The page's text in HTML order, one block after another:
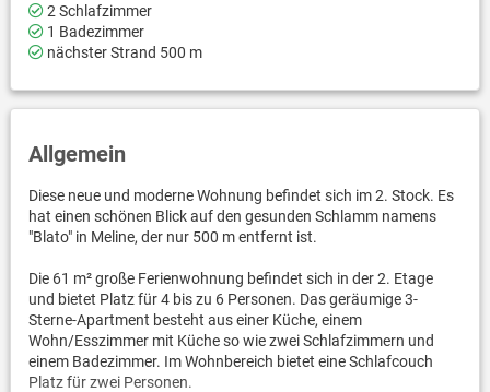
2 Schlafzimmer
1 Badezimmer
nächster Strand 500 m
Allgemein
Diese neue und moderne Wohnung befindet sich im 2. Stock. Es
hat einen schönen Blick auf den gesunden Schlamm namens
"Blato" in Meline, der nur 500 m entfernt ist.
Die 61 m² große Ferienwohnung befindet sich in der 2. Etage
und bietet Platz für 4 bis zu 6 Personen. Das geräumige 3-
Sterne-Apartment besteht aus einer Küche, einem
Wohn/Esszimmer mit Küche so wie zwei Schlafzimmern und
einem Badezimmer. Im Wohnbereich bietet eine Schlafcouch
Platz für zwei Personen.